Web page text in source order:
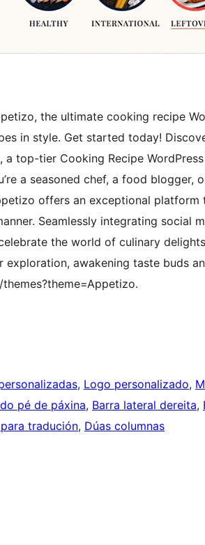
the ultimate cooking recipe
in style. Get started today!
top-tier Cooking Recipe
a seasoned chef, a food
offers an exceptional platform
Seamlessly integrating social
the world of culinary
awakening taste buds
, Logo personalizado,
pé de páxina, Barra lateral dereita,
tradución, Dúas columnas